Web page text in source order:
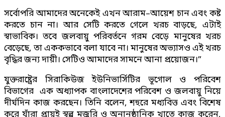
সর্বোপরি আমাদের অনেকেই এখন আরাম–আয়েশ চান এবং কষ্ট
করতে চান না। আর সেটি করতে গেলে খরচ বাড়ছে, এটাই
স্বাভাবিক। তবে জলবায়ু পরিবর্তনে গরম বেড়ে মানুষের খরচ
বেড়েছে, তা এককভাবে বলা যাবে না। মানুষের অভ্যাসও এই খরচ
বৃদ্ধির জন্য দায়ী। সেটিও আমাদের সামনে আনা প্রয়োজন।”
যুক্তরাষ্ট্রের সিরাকিউজ ইউনিভার্সিটির ভূগোল ও পরিবেশ
বিভাগের এক অধ্যাপক বাংলাদেশের পরিবেশ ও জলবায়ু নিয়ে
দীর্ঘদিন কাজ করছেন। তিনি বলেন, শহুরে মধ্যবিত্ত এবং বিশেষ
করে যাঁরা প্রায়ই স্বল্প মজুরি ও অনানুষ্ঠানিক খাতে কাজ করেন,